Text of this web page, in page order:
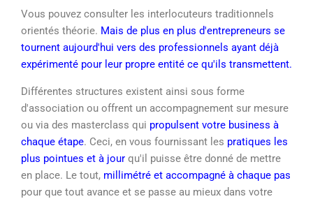
Vous pouvez consulter les interlocuteurs traditionnels
orientés théorie. Mais de plus en plus d'entrepreneurs se
tournent aujourd'hui vers des professionnels ayant déjà
expérimenté pour leur propre entité ce qu'ils transmettent.
Différentes structures existent ainsi sous forme
d'association ou offrent un accompagnement sur mesure
ou via des masterclass qui propulsent votre business à
chaque étape. Ceci, en vous fournissant les pratiques les
plus pointues et à jour qu'il puisse être donné de mettre
en place. Le tout, millimétré et accompagné à chaque pas
pour que tout avance et se passe au mieux dans votre